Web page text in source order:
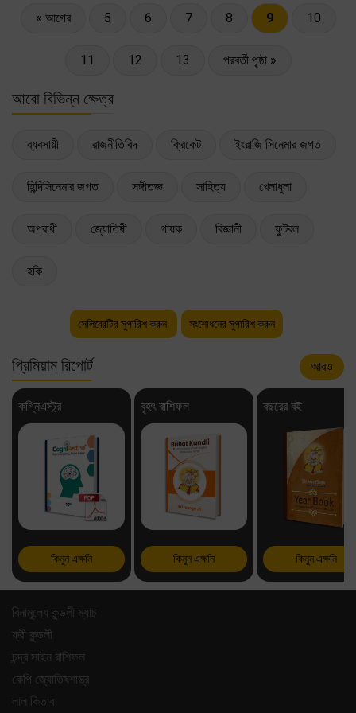
« আগের 5 6 7 8 9 10
11 12 13 পরবর্তী পৃষ্ঠা »
আরো বিভিন্ন ক্ষেত্র
ব্যবসায়ী রাজনীতিবিদ ক্রিকেট ইংরাজি সিনেমার জগত
হিন্দিসিনেমার জগত সঙ্গীতজ্ঞ সাহিত্য খেলাধুলা
অপরাধী জ্যোতিষী গায়ক বিজ্ঞানী ফুটবল
হকি
সেলিব্রেটির সুপারিশ করুন সংশোধনের সুপারিশ করুন
প্রিমিয়াম রিপোর্ট আরও
কগ্নিএস্ট্র
কিনুন এক্ষনি
বৃহৎ রাশিফল
কিনুন এক্ষনি
বছরের বই
কিনুন এক্ষনি
বিনামূল্যে কুন্ডলী ম্যাচ
ফ্রী কুন্ডলী
চন্দ্র সাইন রাশিফল
কেপি জ্যোতিষশাস্ত্র
লাল কিতাব